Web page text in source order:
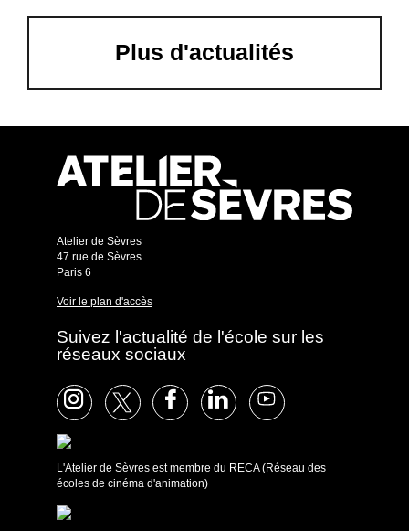
Plus d'actualités
Atelier de Sèvres
47 rue de Sèvres
Paris 6
Voir le plan d'accès
Suivez l'actualité de l'école sur les
réseaux sociaux
L'Atelier de Sèvres est membre du RECA (Réseau des
écoles de cinéma d'animation)